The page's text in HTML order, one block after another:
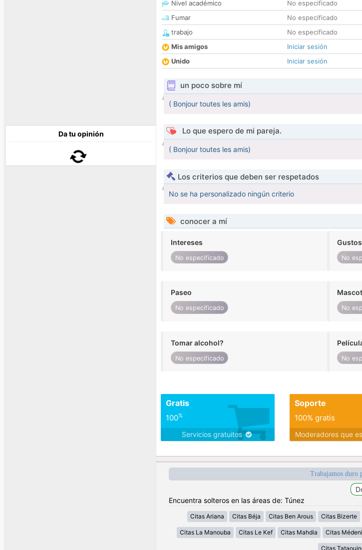
Da tu opinión
Nivel académico
No especificado
Fumar
No especificado
trabajo
No especificado
Mis amigos
Iniciar sesión
Unido
Iniciar sesión
un poco sobre mí
( Bonjour toutes les amis)
Lo que espero de mi pareja.
( Bonjour toutes les amis)
Los criterios que deben ser respetados
No se ha personalizado ningún criterio
conocer a mí
Intereses
No especificado No
Paseo
No especificado No
Tomar alcohol?
No especificado No
Gratis
100%
Servicios gratuitos
Soporte
100% gratis
Moderadores que
Trabajamos duro
Encuentra solteros en las áreas de: Túnez
Citas Ariana Citas Béja Citas Ben Arous Citas Bizerte
Citas La Manouba Citas Le Kef Citas Mahdia Citas
Citas